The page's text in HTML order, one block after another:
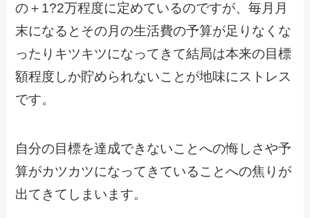
の＋1?2万程度に定めているのですが、毎月月
末になるとその月の生活費の予算が足りなくな
ったりキツキツになってきて結局は本来の目標
額程度しか貯められないことが地味にストレス
です。
自分の目標を達成できないことへの悔しさや予
算がカツカツになってきていることへの焦りが
出てきてしまいます。